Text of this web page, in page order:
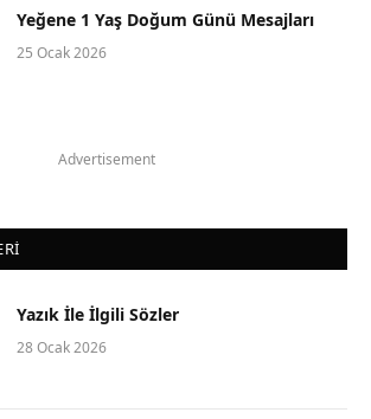
Yeğene 1 Yaş Doğum Günü Mesajları
25 Ocak 2026
Advertisement
Yazık İle İlgili Sözler
28 Ocak 2026